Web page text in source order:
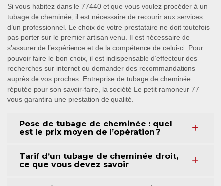
Si vous habitez dans le 77440 et que vous voulez procéder à un
tubage de cheminée, il est nécessaire de recourir aux services
d’un professionnel. Le choix de votre prestataire ne doit toutefois
pas porter sur le premier artisan venu. Il est nécessaire de
s’assurer de l’expérience et de la compétence de celui-ci. Pour
pouvoir faire le bon choix, il est indispensable d’effecteur des
recherches sur internet ou demander des recommandations
auprès de vos proches. Entreprise de tubage de cheminée
réputée pour son savoir-faire, la société Le petit ramoneur 77
vous garantira une prestation de qualité.
Pose de tubage de cheminée : quel
est le prix moyen de l’opération ?
Tarif d’un tubage de cheminée droit,
ce que vous devez savoir